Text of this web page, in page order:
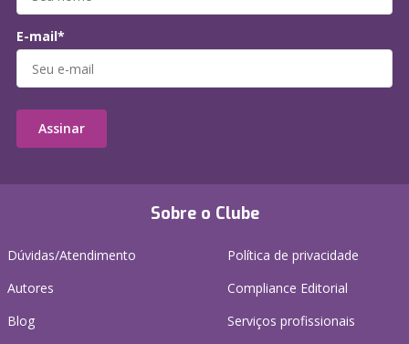
Sobre o Clube
Dúvidas/Atendimento
Autores
Blog
Política de privacidade
Compliance Editorial
Serviços profissionais
E-mail*
Assinar